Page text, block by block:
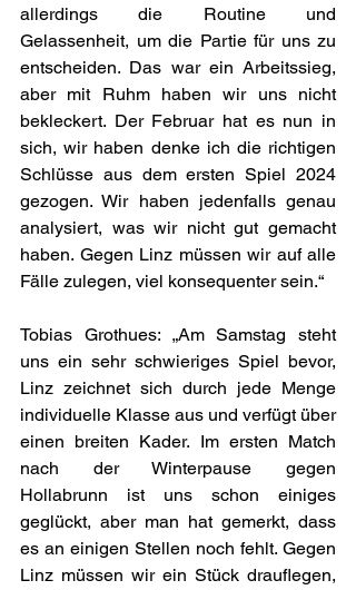
allerdings die Routine und
Gelassenheit, um die Partie für uns zu
entscheiden. Das war ein Arbeitssieg,
aber mit Ruhm haben wir uns nicht
bekleckert. Der Februar hat es nun in
sich, wir haben denke ich die richtigen
Schlüsse aus dem ersten Spiel 2024
gezogen. Wir haben jedenfalls genau
analysiert, was wir nicht gut gemacht
haben. Gegen Linz müssen wir auf alle
Fälle zulegen, viel konsequenter sein.“
Tobias Grothues: „Am Samstag steht
uns ein sehr schwieriges Spiel bevor,
Linz zeichnet sich durch jede Menge
individuelle Klasse aus und verfügt über
einen breiten Kader. Im ersten Match
nach der Winterpause gegen
Hollabrunn ist uns schon einiges
geglückt, aber man hat gemerkt, dass
es an einigen Stellen noch fehlt. Gegen
Linz müssen wir ein Stück drauflegen,